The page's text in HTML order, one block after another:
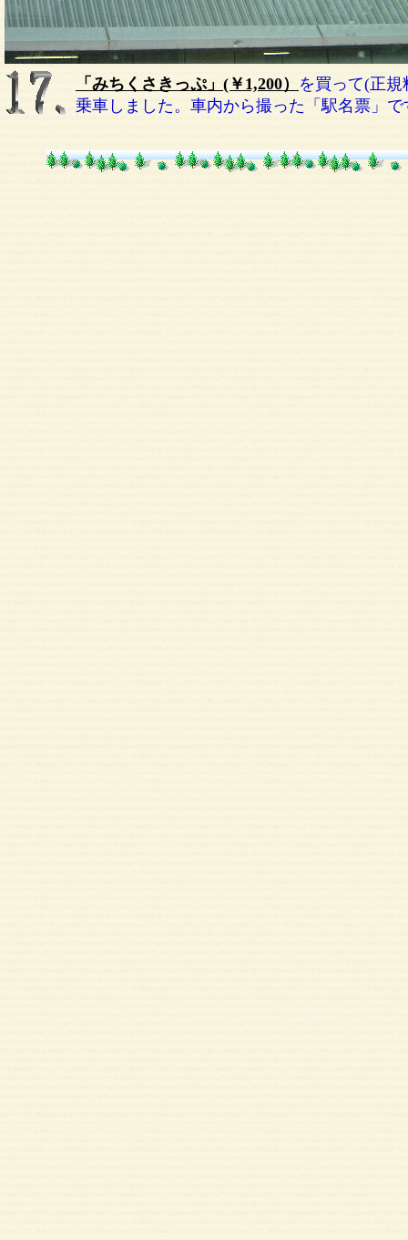
「みちくさきっぷ」(￥1,200） を買って(正規
乗車しました。車内から撮った「駅名票」で